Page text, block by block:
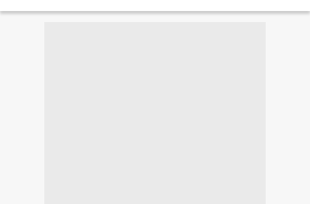
~~~~~~~~~~~~~~~~~~~~~~~~~~~~~~~~~...